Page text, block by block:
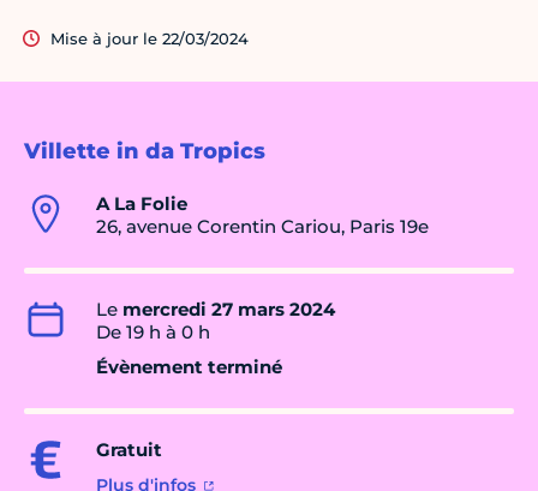
Villette in da Tropics
A La Folie
26, avenue Corentin Cariou, Paris 19e
Le mercredi 27 mars 2024
De 19 h à 0 h
Évènement terminé
Gratuit
Plus d'infos
Mise à jour le 22/03/2024